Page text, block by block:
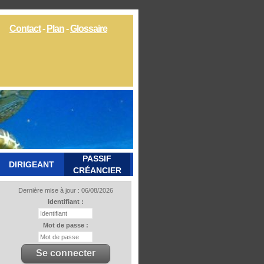
Contact- Plan-Glossaire
DIRIGEANT
PASSIF
CRÉANCIER
Dernière mise à jour : 06/08/2026
Identifiant :
Mot de passe :